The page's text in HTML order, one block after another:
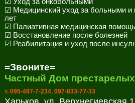
☑ Медицинский уход за больными и
лет
☑ Палиативная медицинская
☑ Восстановление после болезней
☑ Реабилитация и уход после
=Звоните=
Частный Дом
т. 095-497-7-234, 097-833-77-33